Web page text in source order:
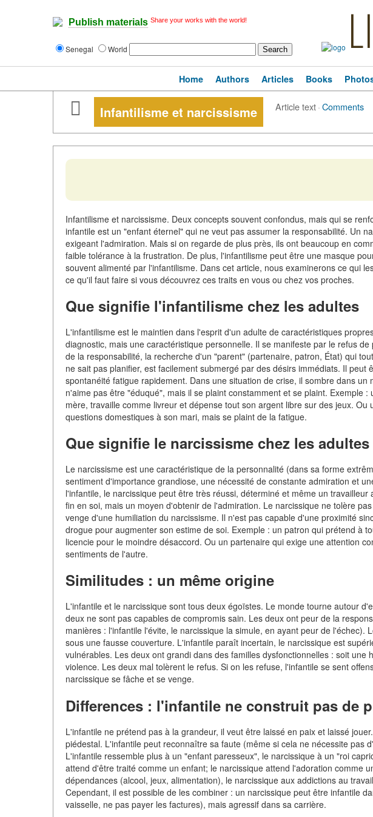
Publish materials Share your works with the world!
Senegal World
Home Authors Articles Books
Infantilisme et narcissisme Article text·Comments
Infantilisme et narcissisme. Deux concepts souvent confondus, mais qui se
infantile est un "enfant éternel" qui ne veut pas assumer la responsabilité. Un
exigeant l'admiration. Mais si on regarde de plus près, ils ont beaucoup en
faible tolérance à la frustration. De plus, l'infantilisme peut être une masque
souvent alimenté par l'infantilisme. Dans cet article, nous examinerons ce qui
ce qu'il faut faire si vous découvrez ces traits en vous ou chez vos proches.
Que signifie l'infantilisme chez les adultes
L'infantilisme est le maintien dans l'esprit d'un adulte de caractéristiques
diagnostic, mais une caractéristique personnelle. Il se manifeste par le refus
de la responsabilité, la recherche d'un "parent" (partenaire, patron, État) qui
ne sait pas planifier, est facilement submergé par des désirs immédiats. Il peut
spontanéité fatigue rapidement. Dans une situation de crise, il sombre dans un
n'aime pas être "éduqué", mais il se plaint constamment et se plaint. Exemple
mère, travaille comme livreur et dépense tout son argent libre sur des jeux. Ou
questions domestiques à son mari, mais se plaint de la fatigue.
Que signifie le narcissisme chez les adultes
Le narcissisme est une caractéristique de la personnalité (dans sa forme
sentiment d'importance grandiose, une nécessité de constante admiration et
l'infantile, le narcissique peut être très réussi, déterminé et même un
fin en soi, mais un moyen d'obtenir de l'admiration. Le narcissique ne tolère
venge d'une humiliation du narcissisme. Il n'est pas capable d'une proximité
drogue pour augmenter son estime de soi. Exemple : un patron qui prétend à
licencie pour le moindre désaccord. Ou un partenaire qui exige une attention
sentiments de l'autre.
Similitudes : un même origine
L'infantile et le narcissique sont tous deux égoïstes. Le monde tourne autour
deux ne sont pas capables de compromis sain. Les deux ont peur de la
manières : l'infantile l'évite, le narcissique la simule, en ayant peur de l'échec).
sous une fausse couverture. L'infantile paraît incertain, le narcissique est
vulnérables. Les deux ont grandi dans des familles dysfonctionnelles : soit une
violence. Les deux mal tolèrent le refus. Si on les refuse, l'infantile se sent
narcissique se fâche et se venge.
Differences : l'infantile ne construit pas de
L'infantile ne prétend pas à la grandeur, il veut être laissé en paix et laissé
piédestal. L'infantile peut reconnaître sa faute (même si cela ne nécessite pas
L'infantile ressemble plus à un "enfant paresseux", le narcissique à un "roi
attend d'être traité comme un enfant; le narcissique attend l'adoration comme
dépendances (alcool, jeux, alimentation), le narcissique aux addictions au
Cependant, il est possible de les combiner : un narcissique peut être infantile
vaisselle, ne pas payer les factures), mais agressif dans sa carrière.